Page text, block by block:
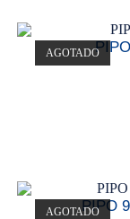
AGOTADO
AGOTADOPIPO